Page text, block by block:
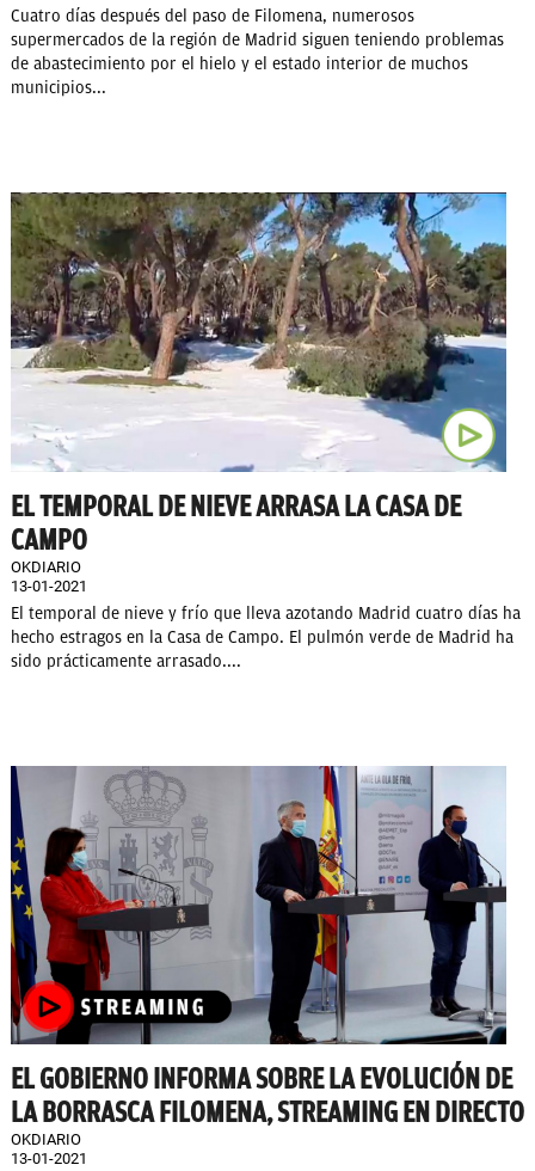
Cuatro días después del paso de Filomena, numerosos
supermercados de la región de Madrid siguen teniendo problemas
de abastecimiento por el hielo y el estado interior de muchos
municipios...
EL TEMPORAL DE NIEVE ARRASA LA CASA DE
CAMPO
OKDIARIO
13-01-2021
El temporal de nieve y frío que lleva azotando Madrid cuatro días ha
hecho estragos en la Casa de Campo. El pulmón verde de Madrid ha
sido prácticamente arrasado....
EL GOBIERNO INFORMA SOBRE LA EVOLUCIÓN DE
LA BORRASCA FILOMENA, STREAMING EN DIRECTO
OKDIARIO
13-01-2021